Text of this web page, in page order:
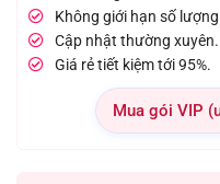
Không giới hạn số
Cập nhật thường xuyên.
Giá rẻ tiết kiệm tới 95%.
Mua gói VIP